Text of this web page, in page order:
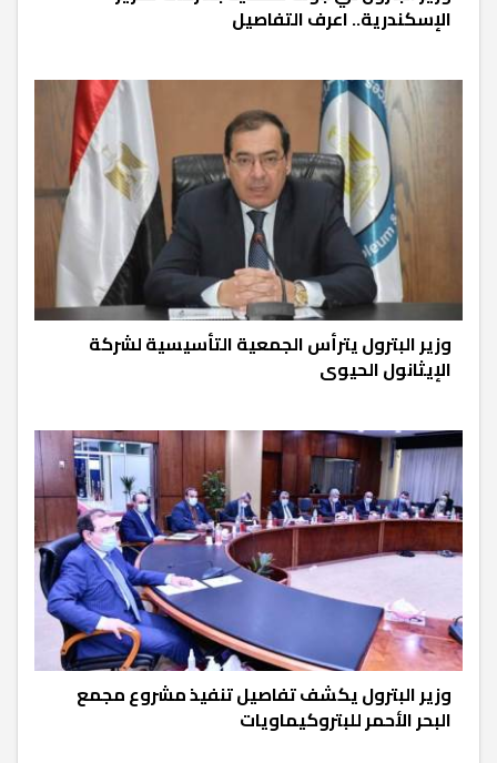
الإسكندرية.. اعرف التفاصيل
وزير البترول يترأس الجمعية التأسيسية لشركة
الإيثانول الحيوى
وزير البترول يكشف تفاصيل تنفيذ مشروع مجمع
البحر الأحمر للبتروكيماويات